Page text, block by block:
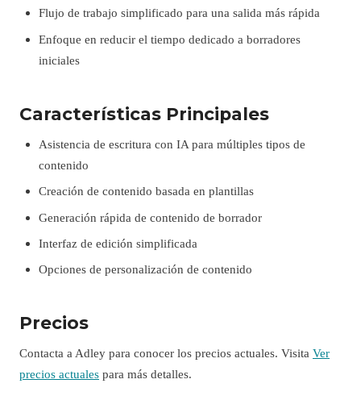
Flujo de trabajo simplificado para una salida más rápida
Enfoque en reducir el tiempo dedicado a borradores
iniciales
Características Principales
Asistencia de escritura con IA para múltiples tipos de
contenido
Creación de contenido basada en plantillas
Generación rápida de contenido de borrador
Interfaz de edición simplificada
Opciones de personalización de contenido
Precios
Contacta a Adley para conocer los precios actuales. Visita Ver
precios actuales para más detalles.